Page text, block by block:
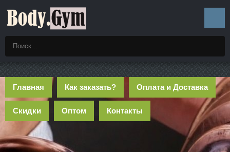
Главная Как заказать? Оплата и Доставка
Скидки Оптом Контакты